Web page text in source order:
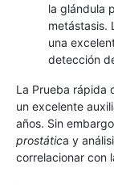
la glándula
metástasis.
una
detección
La Prueba rápida
un excelente
años. Sin
prostática y
correlacionar con